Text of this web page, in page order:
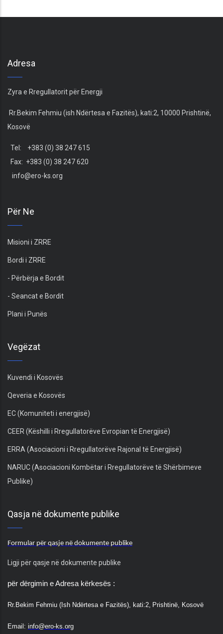
Adresa
Zyra e Rregullatorit për Energji
Rr.Bekim Fehmiu (ish Ndërtesa e Fazitës), kati:2, 10000 Prishtinë,
Kosovë
Tel: +383 (0) 38 247 615
Fax: +383 (0) 38 247 620
info@ero-ks.org
Për Ne
Misioni i ZRRE
Bordi i ZRRE
- Përbërja e Bordit
- Seancat e Bordit
Plani i Punës
Vegëzat
Kuvendi i Kosovës
Qeveria e Kosovës
EC (Komuniteti i energjisë)
CEER (Këshilli i Rregullatorëve Evropian të Energjisë)
ERRA (Asociacioni i Rregullatorëve Rajonal të Energjisë)
NARUC (Asociacioni Kombëtar i Rregullatorëve të Shërbimeve
Publike)
Qasja në dokumente publike
Formular për qasje në dokumente publike
Ligji për qasje në dokumente publike
për dërgimin e Adresa kërkesës :
Rr. Bekim Fehmiu (Ish Ndërtesa e Fazitës), kati:2, Prishtinë, Kosovë
Email: info@ero-ks.org